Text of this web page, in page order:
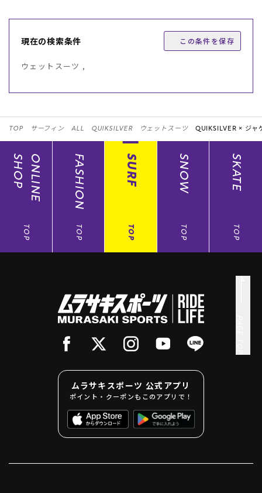
現在の検索条件 この条件を保存
ウェットスーツ ,
TOP サーフィン ALL QUIKSILVER ウェットスーツ QUIKSILVER × ジャ
ONLINE
SHOP
TOP
FASHION
TOP
SURF
TOP
SNOW
TOP
SKATE
TOP
ムラサキスポーツ 公式アプリ
ポイント・クーポンもこのアプリで！